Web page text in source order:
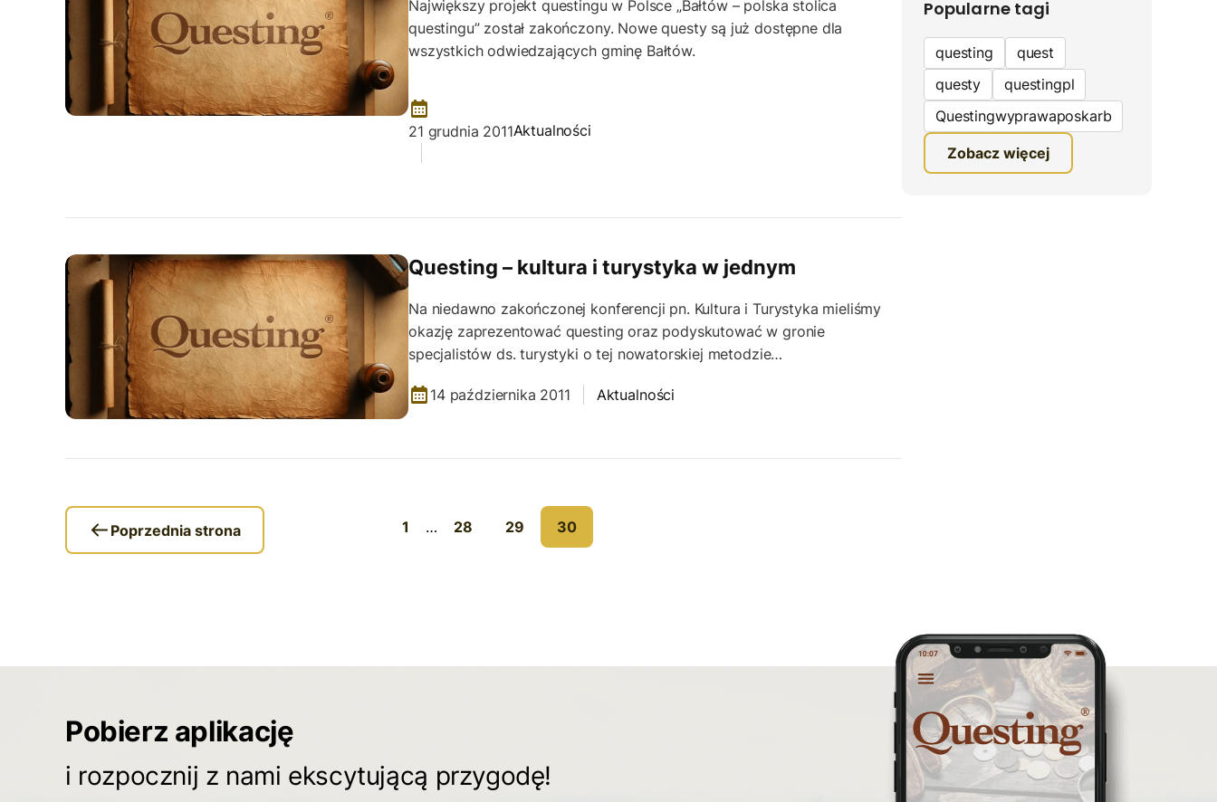
Największy projekt questingu w Polsce „Bałtów – polska stolica
questingu” został zakończony. Nowe questy są już dostępne dla
wszystkich odwiedzających gminę Bałtów.
21 grudnia 2011Aktualności
Questing – kultura i turystyka w jednym
Na niedawno zakończonej konferencji pn. Kultura i Turystyka mieliśmy
okazję zaprezentować questing oraz podyskutować w gronie
specjalistów ds. turystyki o tej nowatorskiej metodzie…
14 października 2011 Aktualności
Poprzednia strona 1 … 28 29 30
Popularne tagi
questing
quest
questy
questingpl
Questingwyprawaposkarb
edukacyjna gra terenowa
fundacja questingu
quest pieszy
planetpr
wielkopolska
turystyka z zagadkami
konkurs questy
quest rowerowy
Zobacz więcej
Pobierz aplikację
i rozpocznij z nami ekscytującą przygodę!